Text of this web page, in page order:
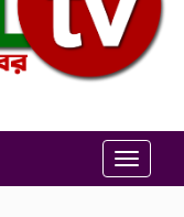
Toggle